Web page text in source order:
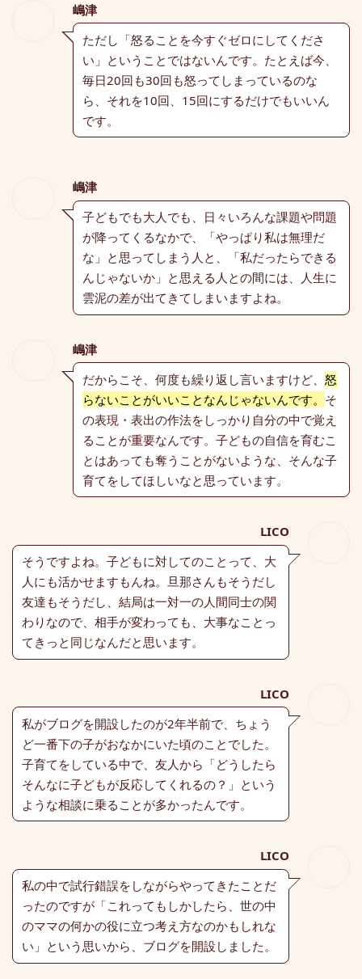
嶋津
ただし「怒ることを今すぐゼロにしてくださ
い」ということではないんです。たとえば今、
毎日20回も30回も怒ってしまっているのな
ら、それを10回、15回にするだけでもいいん
です。
嶋津
子どもでも大人でも、日々いろんな課題や問題
が降ってくるなかで、「やっぱり私は無理だ
な」と思ってしまう人と、「私だったらできる
んじゃないか」と思える人との間には、人生に
雲泥の差が出てきてしまいますよね。
嶋津
だからこそ、何度も繰り返し言いますけど、 怒
らないことがいいことなんじゃないんです。 そ
の表現・表出の作法をしっかり自分の中で覚え
ることが重要なんです。子どもの自信を育むこ
とはあっても奪うことがないような、そんな子
育てをしてほしいなと思っています。
LICO
そうですよね。子どもに対してのことって、大
人にも活かせますもんね。旦那さんもそうだし
友達もそうだし、結局は一対一の人間同士の関
わりなので、相手が変わっても、大事なことっ
てきっと同じなんだと思います。
LICO
私がブログを開設したのが2年半前で、ちょう
ど一番下の子がおなかにいた頃のことでした。
子育てをしている中で、友人から「どうしたら
そんなに子どもが反応してくれるの？」という
ような相談に乗ることが多かったんです。
LICO
私の中で試行錯誤をしながらやってきたことだ
ったのですが「これってもしかしたら、世の中
のママの何かの役に立つ考え方なのかもしれな
い」という思いから、ブログを開設しました。